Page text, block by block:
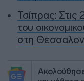
Τσίπρας: Στις
του
στη